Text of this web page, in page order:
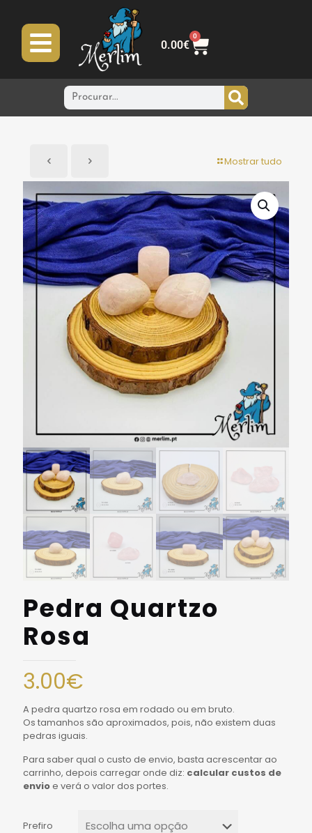
0.00€
0
Mostrar tudo
Pedra Quartzo
Rosa
3.00€
A pedra quartzo rosa em rodado ou em bruto.
Os tamanhos são aproximados, pois, não existem duas
pedras iguais.
Para saber qual o custo de envio, basta acrescentar ao
carrinho, depois carregar onde diz: calcular custos de
envioe verá o valor dos portes.
Prefiro